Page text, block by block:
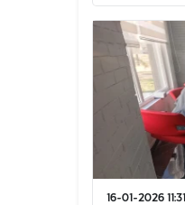
16-01-2026 11:31